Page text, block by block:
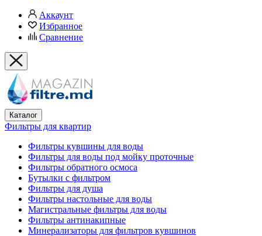
Аккаунт
Избранное
Сравнение
Каталог
Фильтры для квартир
Фильтры кувшины для воды
Фильтры для воды под мойку проточные
Фильтры обратного осмоса
Бутылки с фильтром
Фильтры для душа
Фильтры настольные для воды
Магистральные фильтры для воды
Фильтры антинакипные
Минерализаторы для фильтров кувшинов